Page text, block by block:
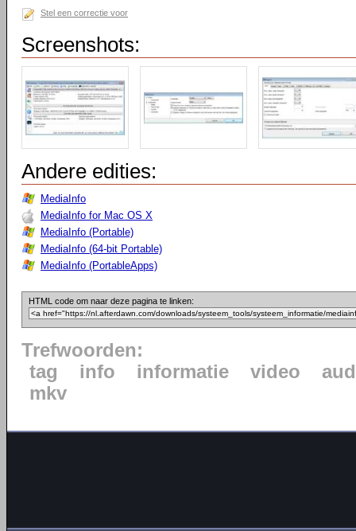
Stel een correctie voor
Screenshots:
Andere edities:
MediaInfo
MediaInfo for Mac OS X
MediaInfo (Portable)
MediaInfo (64-bit Portable)
MediaInfo (PortableApps)
HTML code om naar deze pagina te linken:
Trefwoorden:
tag
info informatie video
mkv